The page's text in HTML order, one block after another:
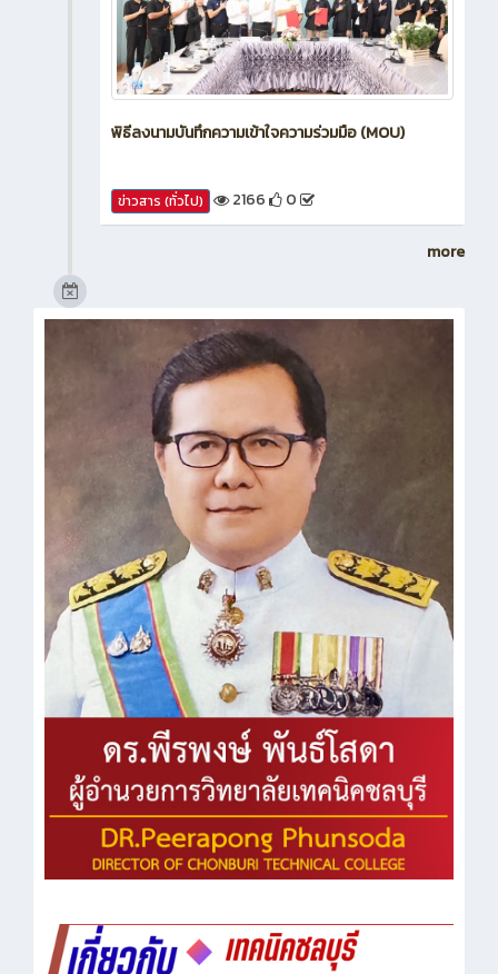
พิธีลงนามบันทึกความเข้าใจความร่วมมือ (MOU)
ข่าวสาร (ทั่วไป) 2166 0
more